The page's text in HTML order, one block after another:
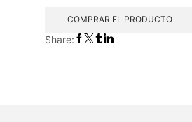
COMPRAR EL PRODUCTO
Share: